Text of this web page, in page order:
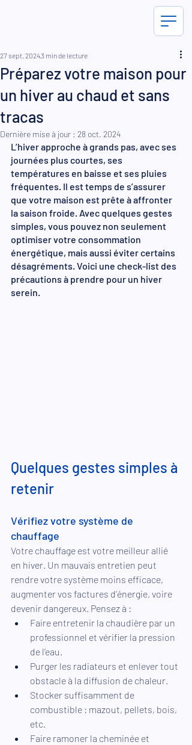
Préparez votre maison pour
un hiver au chaud et sans
tracas
27 sept. 20243 min de lecture
Dernière mise à jour : 28 oct. 2024
L’hiver approche à grands pas, avec ses
journées plus courtes, ses
températures en baisse et ses pluies
fréquentes. Il est temps de s’assurer
que votre maison est prête à affronter
la saison froide. Avec quelques gestes
simples, vous pouvez non seulement
optimiser votre consommation
énergétique, mais aussi éviter certains
désagréments. Voici une check-list des
précautions à prendre pour un hiver
serein.
Quelques gestes simples à
retenir
Vérifiez votre système de
chauffage
Votre chauffage est votre meilleur allié
en hiver. Un mauvais entretien peut
rendre votre système moins efficace,
augmenter vos factures d’énergie, voire
devenir dangereux. Pensez à :
Faire entretenir la chaudière par un
professionnel et vérifier la pression
de l’eau.
Purger les radiateurs et enlever tout
obstacle à la diffusion de chaleur.
Stocker suffisamment de
combustible : mazout, pellets, bois,
etc.
Faire ramoner la cheminée et